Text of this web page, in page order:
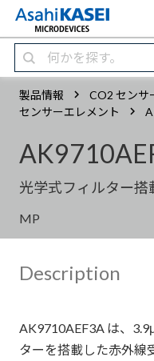
製品情報 CO2 センサ
センサーエレメント
光学式フィルター
MP
Description
AK9710AEF3A は、
ターを搭載した赤外線